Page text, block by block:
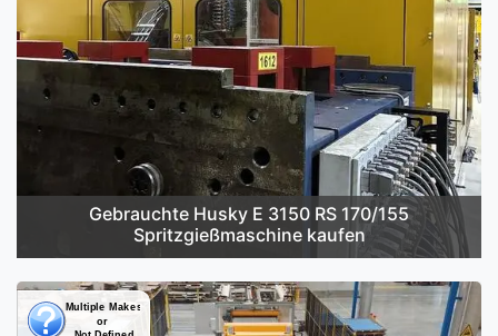
Gebrauchte Husky E 3150 RS 170/155
Spritzgießmaschine kaufen